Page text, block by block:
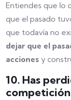
Entiendes que lo
que el pasado
que todavía no
dejar que el
acciones y
10. Has
competición